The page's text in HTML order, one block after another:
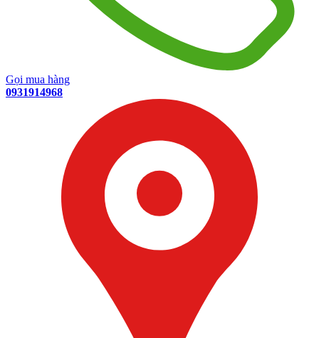
Gọi mua hàng
0931914968